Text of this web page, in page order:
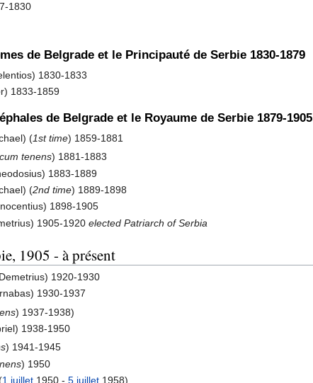
1830
de Belgrade et le Principauté de Serbie 1830-1879
1830-1833
1833-1859
de Belgrade et le Royaume de Serbie 1879-1905
(1st time) 1859-1881
tenens) 1881-1883
1883-1889
(2nd time) 1889-1898
1898-1905
1905-1920elected Patriarch of Serbia
1905 - à présent
1920-1930
1930-1937
) 1937-1938)
1938-1950
) 1941-1945
) 1950
1 juillet 1950 -5 juillet 1958)